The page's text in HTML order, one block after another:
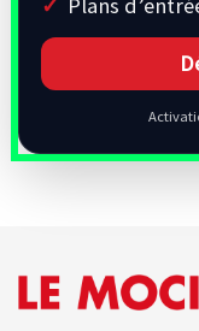
Plans